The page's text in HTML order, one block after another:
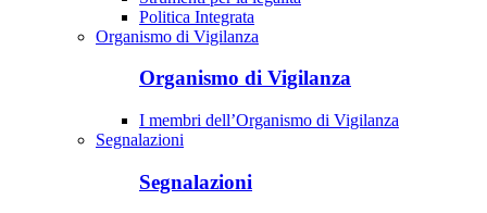
Politica Integrata
Organismo di Vigilanza
Organismo di Vigilanza
I membri dell’Organismo di Vigilanza
Segnalazioni
Segnalazioni